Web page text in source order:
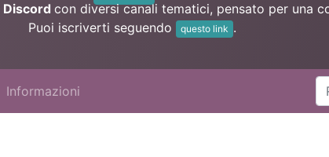
Discord con diversi canali tematici, pensato per una
Puoi iscriverti seguendo
questo link .
Informazioni